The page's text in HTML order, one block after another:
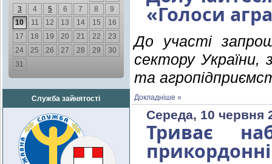
3
4 5 6 7 8
9
10
11 12 13 14 15
16
17
18 19 20 21 22
23
24
25 26 27 28 29
30
31
Служба зайнятості
«Голоси
До участі
сектору України,
та
Докладніше »
Середа, 10 червня
Триває